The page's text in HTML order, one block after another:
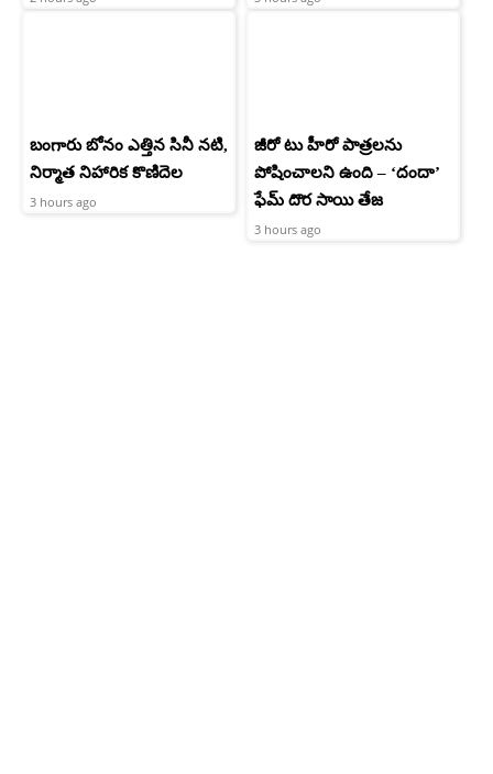
బంగారు బోనం ఎత్తిన సినీ నటి,
నిర్మాత నిహారిక కొణిదెల
3 hours ago
జీరో టు హీరో పాత్రలను
పోషించాలని ఉంది – ‘దందా’
ఫేమ్ దొర సాయి తేజ
3 hours ago